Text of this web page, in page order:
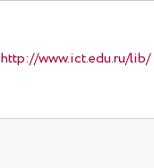
http://www.ict.edu.ru/lib/